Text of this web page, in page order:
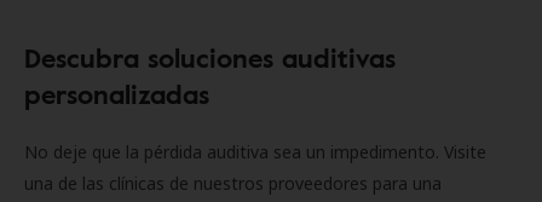
Descubra soluciones auditivas
personalizadas
No deje que la pérdida auditiva sea un impedimento. Visite
una de las clínicas de nuestros proveedores para una